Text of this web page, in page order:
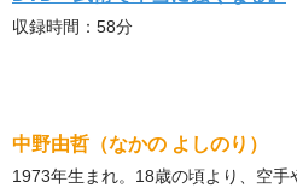
収録時間：58分
中野由哲（なかの よしのり）
1973年生まれ。18歳の頃より、空手